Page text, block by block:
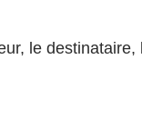
le